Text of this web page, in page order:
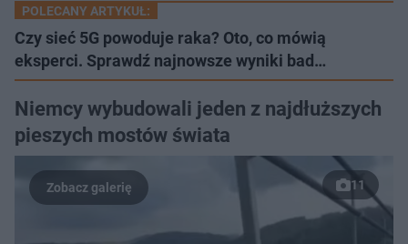
POLECANY ARTYKUŁ:
Czy sieć 5G powoduje raka? Oto, co mówią
eksperci. Sprawdź najnowsze wyniki bad…
Niemcy wybudowali jeden z najdłuższych
pieszych mostów świata
11